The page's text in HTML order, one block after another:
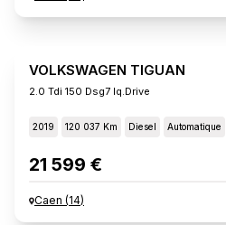
VOLKSWAGEN TIGUAN
2.0 Tdi 150 Dsg7 Iq.drive
2019 120 037 Km Diesel Automatique
21 599 €
Caen (14)